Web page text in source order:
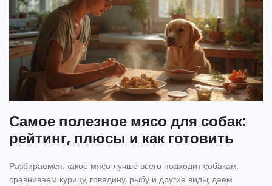
Самое полезное мясо для собак:
рейтинг, плюсы и как готовить
Разбираемся, какое мясо лучше всего подходит собакам,
сравниваем курицу, говядину, рыбу и другие виды, даём